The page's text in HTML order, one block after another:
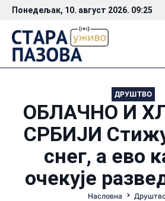
Понедељак, 10. август 2026. 09:25
ДРУШТВО
ОБЛАЧНО И
СРБИЈИ
снег, а ево
очекује
Насловна